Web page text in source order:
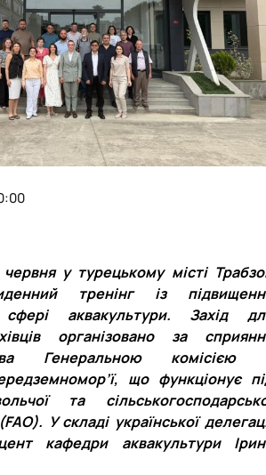
у турецькому місті
тренінг із
сфері аквакультури. Захід
організовано за
Генеральною комісією
що функціонує
та
У складі української
кафедри аквакультури